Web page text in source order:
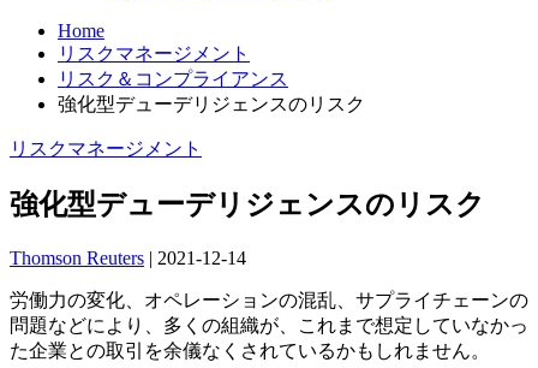
Home
リスクマネージメント
リスク＆コンプライアンス
強化型デューデリジェンスのリスク
リスクマネージメント
強化型デューデリジェンスのリスク
Thomson Reuters | 2021-12-14
労働力の変化、オペレーションの混乱、サプライチェーンの
問題などにより、多くの組織が、これまで想定していなかっ
た企業との取引を余儀なくされているかもしれません。